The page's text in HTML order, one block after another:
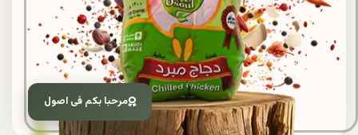
مرحبا بكم فى اصول